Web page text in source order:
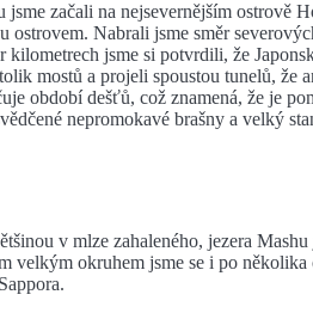
začali na nejsevernějším ostrově
Nabrali jsme směr
jsme si potvrdili, že
mostů a projeli spoustou tunelů, že
období dešťů, což znamená, že je
nepromokavé brašny a velký
v mlze zahaleného, jezera
velkým okruhem jsme se i po několika